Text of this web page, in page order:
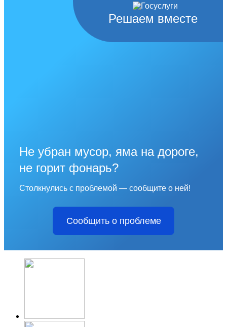
Решаем вместе
Не убран мусор, яма на дороге,
не горит фонарь?
Столкнулись с проблемой — сообщите о ней!
Сообщить о проблеме